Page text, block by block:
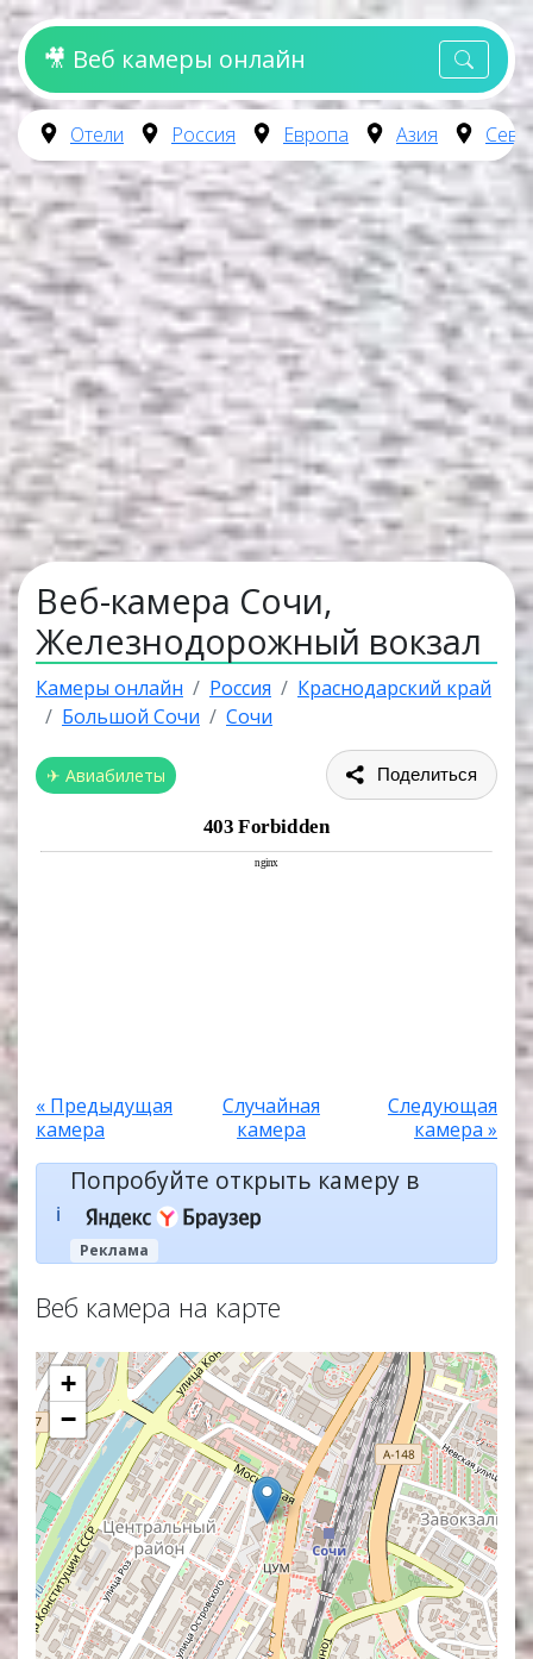
🎥 Веб камеры онлайн
Отели Россия Европа Азия
Веб-камера Сочи,
Железнодорожный вокзал
Камеры онлайн Россия
Краснодарский край
Большой Сочи
Сочи
✈ Авиабилеты Поделиться
« Предыдущая
камера
Случайная
камера
Следующая
камера »
ℹ️
Попробуйте открыть камеру в
Реклама
Веб камера на карте
+
−